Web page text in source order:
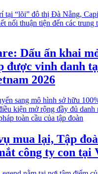
Dấu ấn khai
được vinh danh
2026
mua lại, Tập
công ty con tại